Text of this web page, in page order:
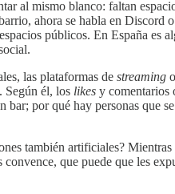
al mismo blanco: faltan
ahora se habla en Discord
públicos. En España es
las plataformas de streaming
Según él, los likes y comentarios
por qué hay personas que
también artificiales?
que puede que les